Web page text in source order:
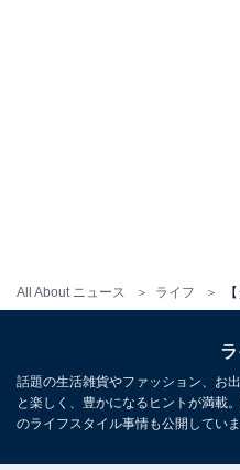
All About ニュース ライフ
ではありません。上部ホ
までのカーライフでは諦
「カップ麺」を安定して
話題の生活雑貨やファッション、お
と楽しく、豊かになるヒントが満載
のライフスタイル事情も公開していま